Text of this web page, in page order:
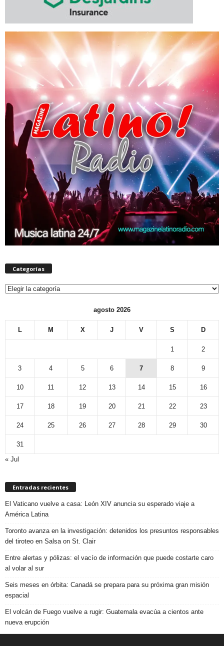
Categorías
Categorías
agosto 2026
L M X J V S D
1 2
3 4 5 6 7 8 9
10 11 12 13 14 15 16
17 18 19 20 21 22 23
24 25 26 27 28 29 30
31
« Jul
Entradas recientes
El Vaticano vuelve a casa: León XIV anuncia su esperado viaje a
América Latina
Toronto avanza en la investigación: detenidos los presuntos responsables
del tiroteo en Salsa on St. Clair
Entre alertas y pólizas: el vacío de información que puede costarte caro
al volar al sur
Seis meses en órbita: Canadá se prepara para su próxima gran misión
espacial
El volcán de Fuego vuelve a rugir: Guatemala evacúa a cientos ante
nueva erupción